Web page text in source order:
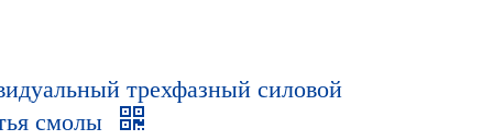
трехфазный силовой
смолы